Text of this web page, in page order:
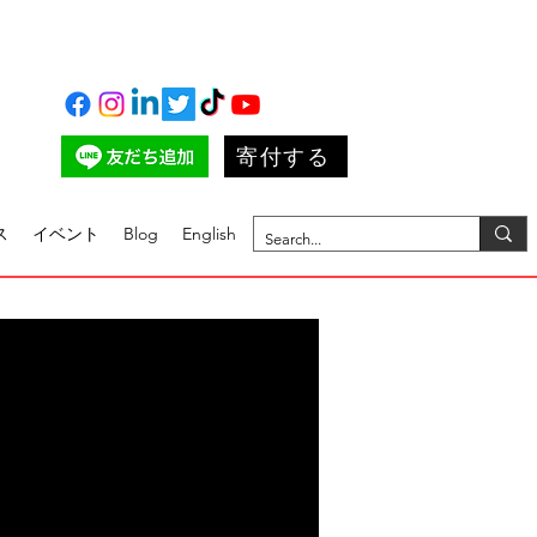
寄付する
イベント Blog English